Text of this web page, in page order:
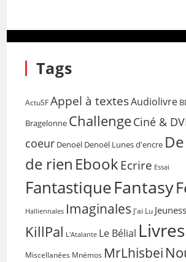
Tags
ActuSF Appel à textesAudiolivre
Bragelonne ChallengeCiné &
coeur Denoël Denoël Lunes d'encre
de rien EbookEcrire Essai
FantastiqueFantasy
Halliennales Imaginales J'ai Lu
KillPal L'Atalante Le Bélial
Miscellanées Mnémos MrLhisbei